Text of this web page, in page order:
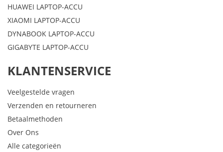
HUAWEI LAPTOP-ACCU
XIAOMI LAPTOP-ACCU
DYNABOOK LAPTOP-ACCU
GIGABYTE LAPTOP-ACCU
KLANTENSERVICE
Veelgestelde vragen
Verzenden en retourneren
Betaalmethoden
Over Ons
Alle categorieën